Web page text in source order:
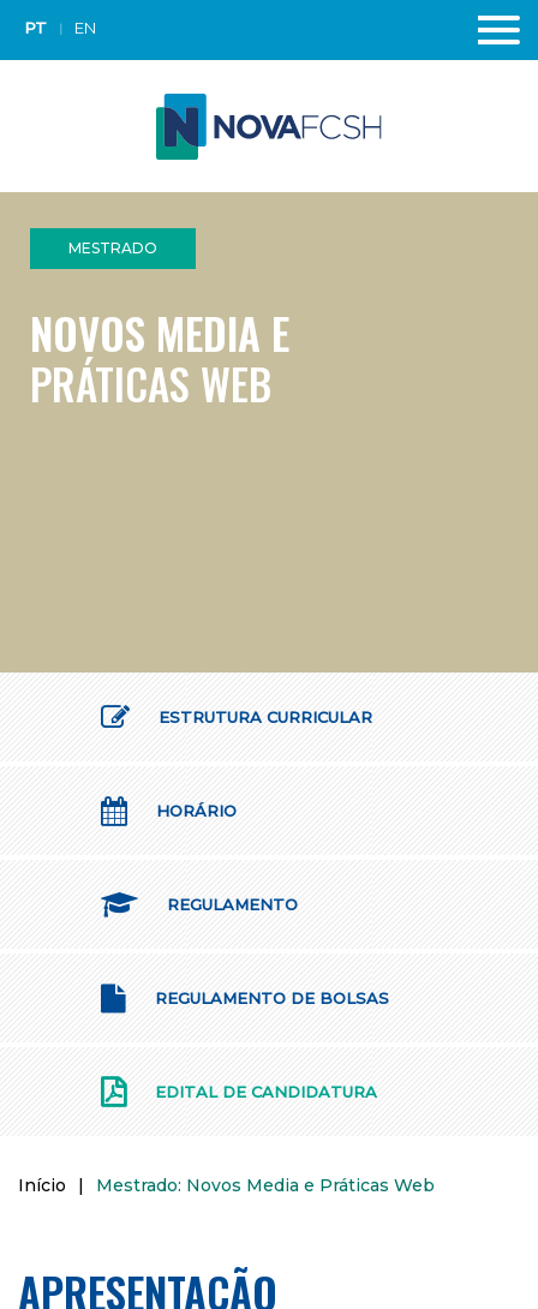
PT EN
MESTRADO
NOVOS MEDIA E
PRÁTICAS WEB
ESTRUTURA CURRICULAR
HORÁRIO
REGULAMENTO
REGULAMENTO DE BOLSAS
EDITAL DE CANDIDATURA
Início | Mestrado: Novos Media e Práticas Web
APRESENTAÇÃO